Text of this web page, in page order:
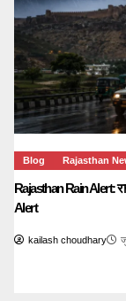
Blog Rajasthan
Rajasthan Rain Alert:
Alert
kailash choudhary